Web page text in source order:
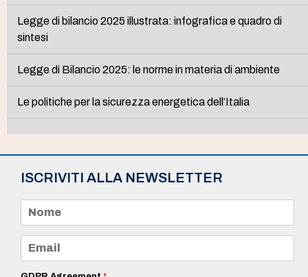
Legge di bilancio 2025 illustrata: infografica e quadro di
sintesi
Legge di Bilancio 2025: le norme in materia di ambiente
Le politiche per la sicurezza energetica dell’Italia
ISCRIVITI ALLA NEWSLETTER
m
e
a
i